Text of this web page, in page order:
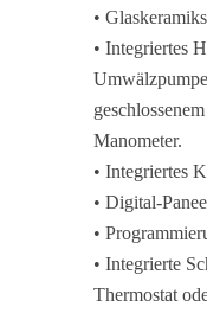
•
• Integriertes
Manometer.
• Integriertes
• Digital-
•
• Integrierte
Thermostat